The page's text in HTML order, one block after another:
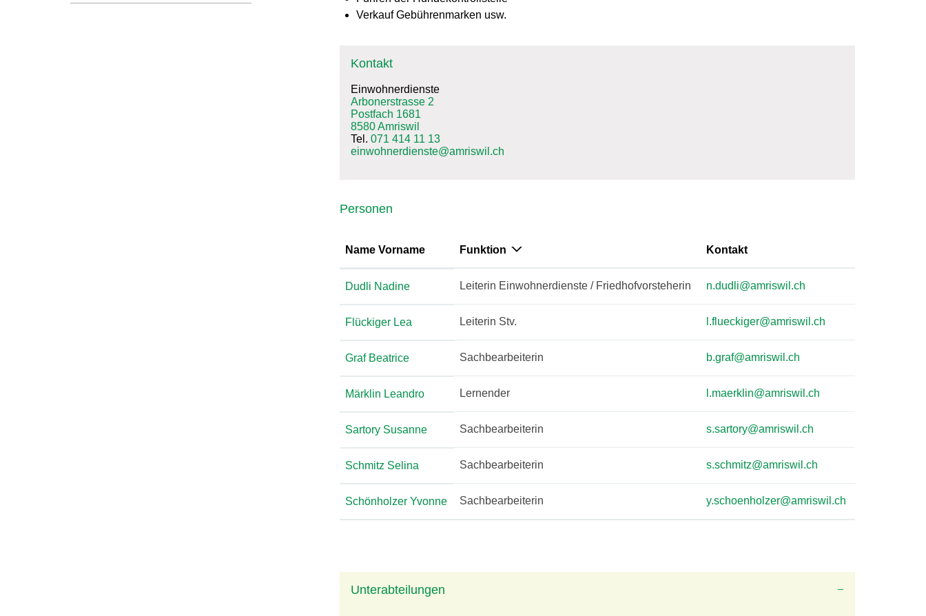
Verkauf Gebührenmarken usw.
Kontakt
Einwohnerdienste
Arbonerstrasse 2
Postfach 1681
8580 Amriswil
Tel. 071 414 11 13
einwohnerdienste@amriswil.ch
Personen
Name Vorname Funktion Kontakt
Dudli Nadine Leiterin Einwohnerdienste / Friedhofvorsteherin n.dudli@amriswil.ch
Flückiger Lea Leiterin Stv. l.flueckiger@amriswil.ch
Graf Beatrice Sachbearbeiterin b.graf@amriswil.ch
Märklin Leandro Lernender l.maerklin@amriswil.ch
Sartory Susanne Sachbearbeiterin s.sartory@amriswil.ch
Schmitz Selina Sachbearbeiterin s.schmitz@amriswil.ch
Schönholzer Yvonne Sachbearbeiterin y.schoenholzer@amriswil.ch
Unterabteilungen